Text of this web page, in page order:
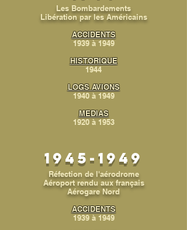
Les Bombardements
Libération par les Américains
ACCIDENTS
1939 à 1949
HISTORIQUE
1944
LOGS AVIONS
1940 à 1949
MEDIAS
1920 à 1953
1945-1949
Réfection de l'aérodrome
Aéroport rendu aux français
Aérogare Nord
ACCIDENTS
1939 à 1949